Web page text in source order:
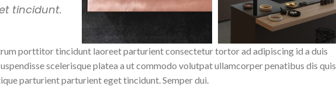
tincidunt.
porttitor tincidunt laoreet parturient consectetur tortor ad adipiscing id a duis
scelerisque platea a ut commodo volutpat ullamcorper penatibus dis quis
parturient parturient eget tincidunt. Semper dui.